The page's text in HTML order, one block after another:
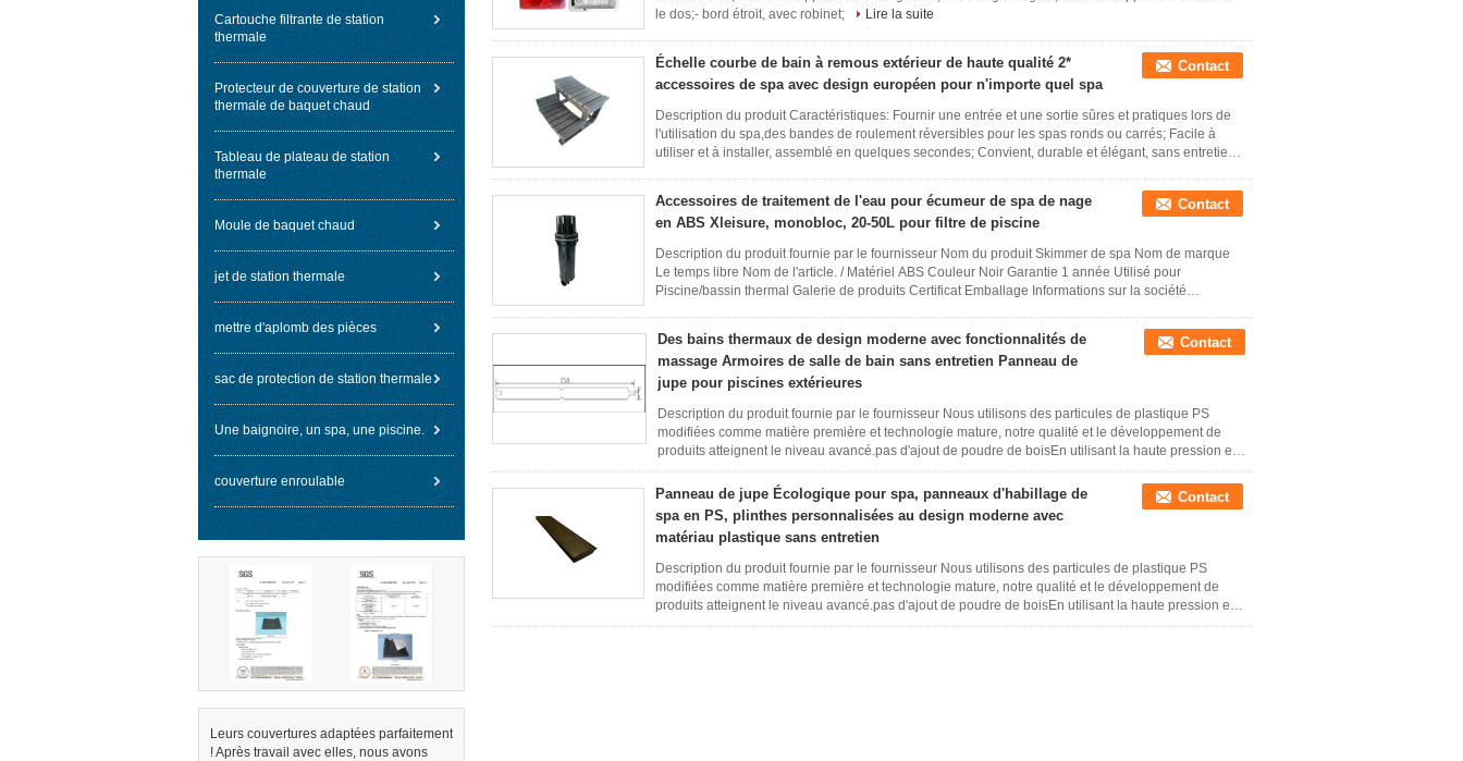
Cartouche filtrante de station
thermale
Protecteur de couverture de station
thermale de baquet chaud
Tableau de plateau de station
thermale
Moule de baquet chaud
jet de station thermale
mettre d'aplomb des pièces
sac de protection de station thermale
Une baignoire, un spa, une piscine.
couverture enroulable
Leurs couvertures adaptées parfaitement
! Après travail avec elles, nous avons
le dos;- bord étroit, avec robinet;
Lire la suite
Échelle courbe de bain à remous extérieur de haute qualité 2*
accessoires de spa avec design européen pour n'importe quel spa
Contact
Description du produit Caractéristiques: Fournir une entrée et une sortie sûres et pratiques lors de
l'utilisation du spa,des bandes de roulement réversibles pour les spas ronds ou carrés; Facile à
utiliser et à installer, assemblé en quelques secondes; Convient, durable et élégant, sans entretien;
Accessoires de traitement de l'eau pour écumeur de spa de nage
en ABS Xleisure, monobloc, 20-50L pour filtre de piscine
Contact
Description du produit fournie par le fournisseur Nom du produit Skimmer de spa Nom de marque
Le temps libre Nom de l'article. / Matériel ABS Couleur Noir Garantie 1 année Utilisé pour
Piscine/bassin thermal Galerie de produits Certificat Emballage Informations sur la société
Des bains thermaux de design moderne avec fonctionnalités de
massage Armoires de salle de bain sans entretien Panneau de
jupe pour piscines extérieures
Contact
Description du produit fournie par le fournisseur Nous utilisons des particules de plastique PS
modifiées comme matière première et technologie mature, notre qualité et le développement de
produits atteignent le niveau avancé.pas d'ajout de poudre de boisEn utilisant la haute pression et
le ...
Lire la suite
Panneau de jupe Écologique pour spa, panneaux d'habillage de
spa en PS, plinthes personnalisées au design moderne avec
matériau plastique sans entretien
Contact
Description du produit fournie par le fournisseur Nous utilisons des particules de plastique PS
modifiées comme matière première et technologie mature, notre qualité et le développement de
produits atteignent le niveau avancé.pas d'ajout de poudre de boisEn utilisant la haute pression et
le ...
Lire la suite